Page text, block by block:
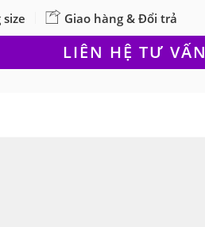
size Giao hàng & Đổi trả
LIÊN HỆ TƯ VẤN